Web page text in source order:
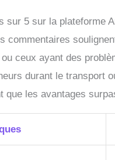
sur 5 sur la plateforme
commentaires
ceux ayant des
durant le transport
que les avantages